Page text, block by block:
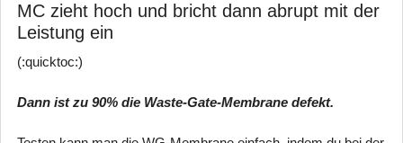
MC zieht hoch und bricht dann abrupt mit der
Leistung ein
(:quicktoc:)
Dann ist zu 90% die Waste-Gate-Membrane defekt.